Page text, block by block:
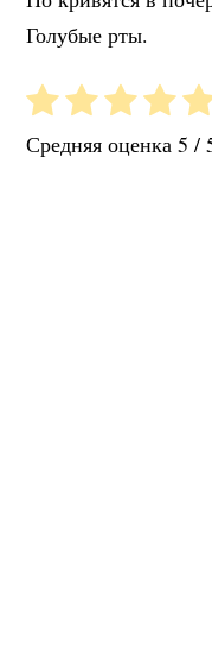
Голубые рты.
Средняя оценка5 /